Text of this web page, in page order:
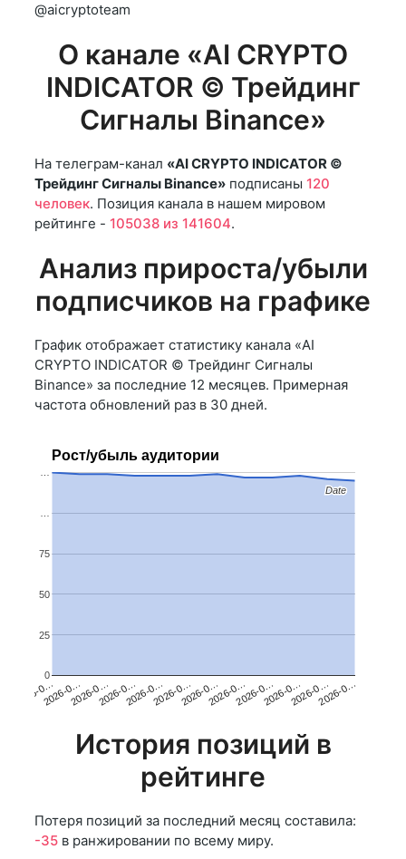
@aicryptoteam
О канале «AI CRYPTO
INDICATOR © Трейдинг
Сигналы Binance»
На телеграм-канал «AI CRYPTO INDICATOR ©
Трейдинг Сигналы Binance» подписаны 120
человек. Позиция канала в нашем мировом
рейтинге - 105038 из 141604.
Анализ прироста/убыли
подписчиков на графике
График отображает статистику канала «AI
CRYPTO INDICATOR © Трейдинг Сигналы
Binance» за последние 12 месяцев. Примерная
частота обновлений раз в 30 дней.
Рост/убыль аудитории
2026-0…2026-0…2026-0…2026-0…2026-0…2026-0…2026-0…2026-0…2026-0…2026-0…2026-0…2026-0…
0
25
50
75
…
…
Date
Date
История позиций в
рейтинге
Потеря позиций за последний месяц составила:
-35 в ранжировании по всему миру.